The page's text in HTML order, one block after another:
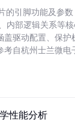
的引脚功能及参
内部逻辑关系等
盖驱动配置、保护
考自杭州士兰微电
性能分析